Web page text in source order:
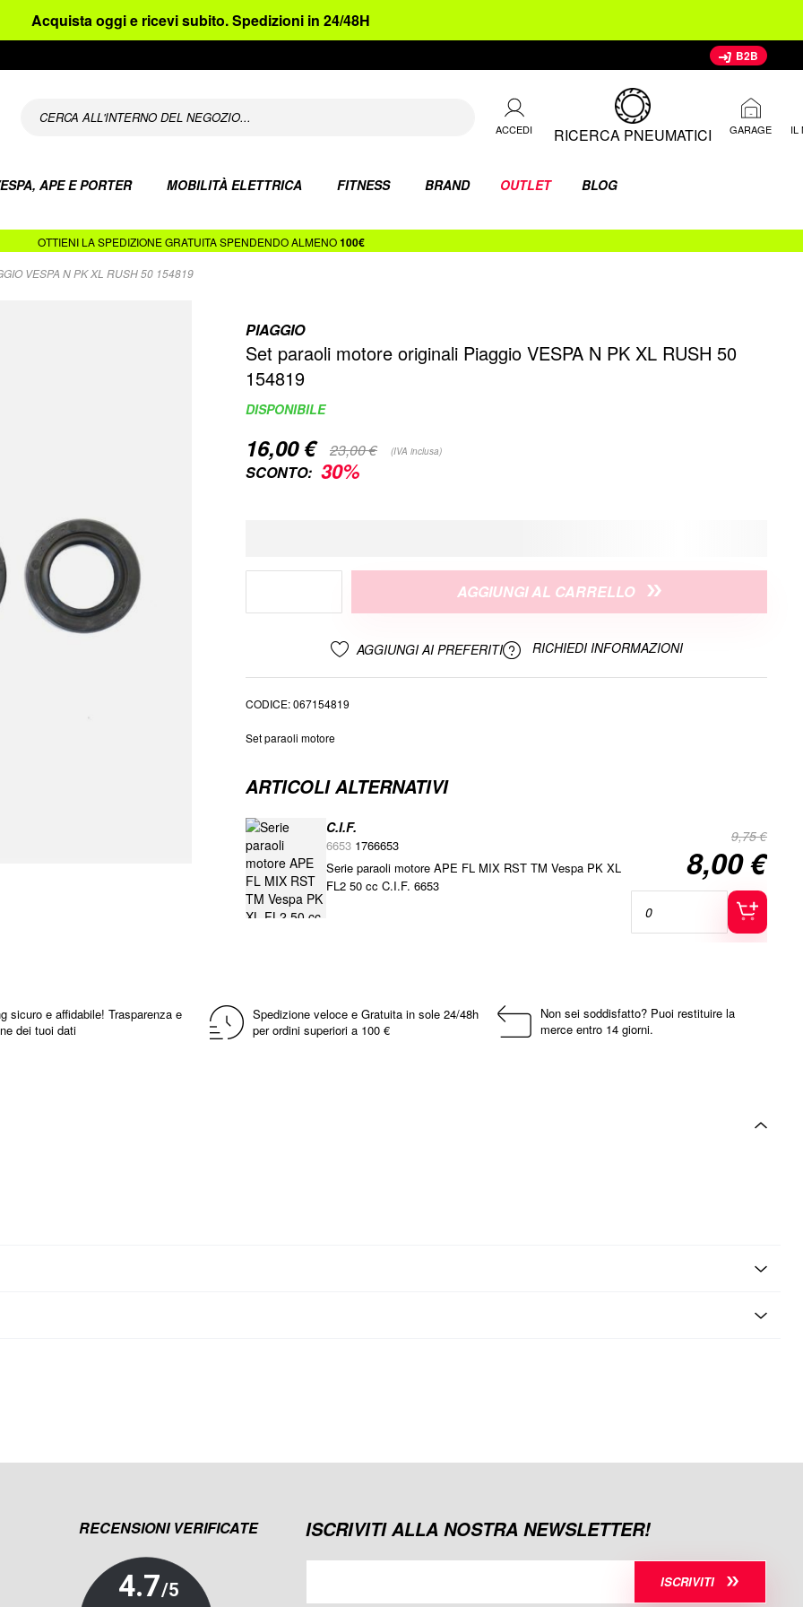
Acquista oggi e ricevi subito. Spedizioni in 24/48H
B2B
ACCEDI RICERCA PNEUMATICI GARAGE IL
APE E PORTER MOBILITÀ ELETTRICA FITNESS BRAND OUTLET BLOG
OTTIENI LA SPEDIZIONE GRATUITA SPENDENDO ALMENO100€
VESPA N PK XL RUSH 50 154819
PIAGGIO
Set paraoli motore originali Piaggio VESPA N PK XL RUSH 50
154819
DISPONIBILE
Special
Price
16,00 € 23,00 € (IVA inclusa)
SCONTO: 30%
AGGIUNGI AL CARRELLO
AGGIUNGI AI PREFERITI RICHIEDI INFORMAZIONI
CODICE 067154819
Set paraoli motore
ARTICOLI ALTERNATIVI
C.I.F.
6653 1766653
Serie paraoli motore APE FL MIX RST TM Vespa PK XL
FL2 50 cc C.I.F. 6653
Special
Price
8,00 €
9,75 €
sicuro e affidabile! Trasparenza e
dei tuoi dati
Spedizione veloce e Gratuita in sole 24/48h
per ordini superiori a 100 €
Non sei soddisfatto? Puoi restituire la
merce entro 14 giorni.
RECENSIONI VERIFICATE ISCRIVITI ALLA NOSTRA NEWSLETTER!
ISCRIVITI